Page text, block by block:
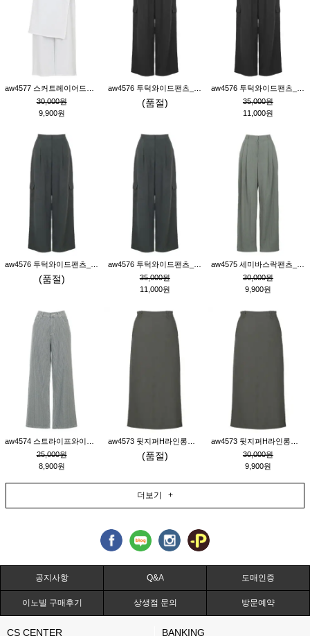
30,000원
9,900원
(품절)
35,000원
11,000원
(품절)
35,000원
11,000원
30,000원
9,900원
25,000원
8,900원
(품절)
30,000원
9,900원
더보기 +
공지사항 Q&A 도매인증
이노빌 구매후기 상생점 문의 방문예약
CS CENTER BANKING